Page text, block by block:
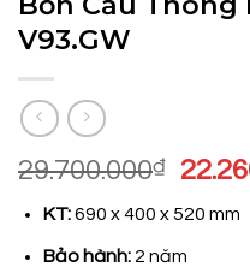
V93.GW
29.700.000₫
Giá
là:
KT:690 x 400 x 520 mm
Bảo hành: 2 năm